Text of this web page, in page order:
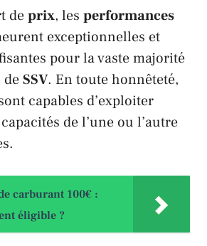
deprix, les performances
exceptionnelles et
pour la vaste majorité
deSSV. En toute honnêteté,
capables d’exploiter
de l’une ou l’autre
carburant 100€ :
éligible ?